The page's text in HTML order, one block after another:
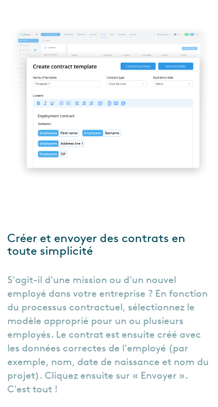
Créer et envoyer des contrats en
toute simplicité
S'agit-il d'une mission ou d'un nouvel
employé dans votre entreprise ? En fonction
du processus contractuel, sélectionnez le
modèle approprié pour un ou plusieurs
employés. Le contrat est ensuite créé avec
les données correctes de l'employé (par
exemple, nom, date de naissance et nom du
projet). Cliquez ensuite sur « Envoyer ».
C'est tout !